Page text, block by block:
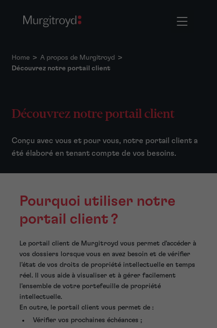
Home > A propos de Murgitroyd >
Découvrez notre portail client
Découvrez notre portail client
Conçu avec vous et pour vous, notre portail client a
été élaboré en tenant compte de vos besoins.
Pourquoi utiliser notre
portail client ?
Le portail client de Murgitroyd vous permet d'accéder à
vos dossiers lorsque vous en avez besoin et de vérifier
l'état de vos droits de propriété intellectuelle en temps
réel. Il vous aide à visualiser et à gérer facilement
l'ensemble de votre portefeuille de propriété
intellectuelle.
En outre, le portail client vous permet de :
Vérifier vos prochaines échéances ;